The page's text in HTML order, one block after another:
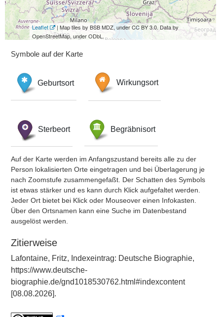
Leaflet
| Map tiles by BSB MDZ, under CC BY 3.0. Data by
OpenStreetMap, under ODbL.
Symbole auf der Karte
Geburtsort Wirkungsort
Sterbeort Begräbnisort
Auf der Karte werden im Anfangszustand bereits alle zu der
Person lokalisierten Orte eingetragen und bei Überlagerung je
nach Zoomstufe zusammengefaßt. Der Schatten des Symbols
ist etwas stärker und es kann durch Klick aufgefaltet werden.
Jeder Ort bietet bei Klick oder Mouseover einen Infokasten.
Über den Ortsnamen kann eine Suche im Datenbestand
ausgelöst werden.
Zitierweise
Lafontaine, Fritz, Indexeintrag: Deutsche Biographie,
https://www.deutsche-
biographie.de/gnd1018530762.html#indexcontent
[08.08.2026].